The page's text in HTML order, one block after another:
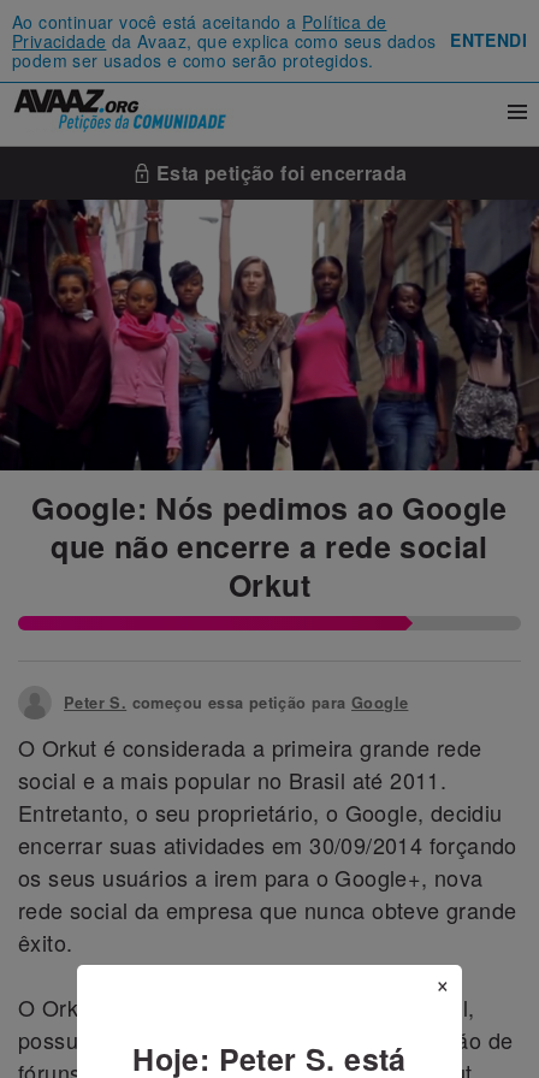
Ao continuar você está aceitando a Política de
Privacidade da Avaaz, que explica como seus dados
podem ser usados e como serão protegidos.
ENTENDI
Esta petição foi encerrada
Google: Nós pedimos ao Google
que não encerre a rede social
Orkut
Peter S. começou essa petição paraGoogle
O Orkut é considerada a primeira grande rede
social e a mais popular no Brasil até 2011.
Entretanto, o seu proprietário, o Google, decidiu
encerrar suas atividades em 30/09/2014 forçando
os seus usuários a irem para o Google+, nova
rede social da empresa que nunca obteve grande
êxito.
O Orkut, mais do que uma antiga rede social,
possui um importante sistema de organização de
×
Hoje: Peter S. está